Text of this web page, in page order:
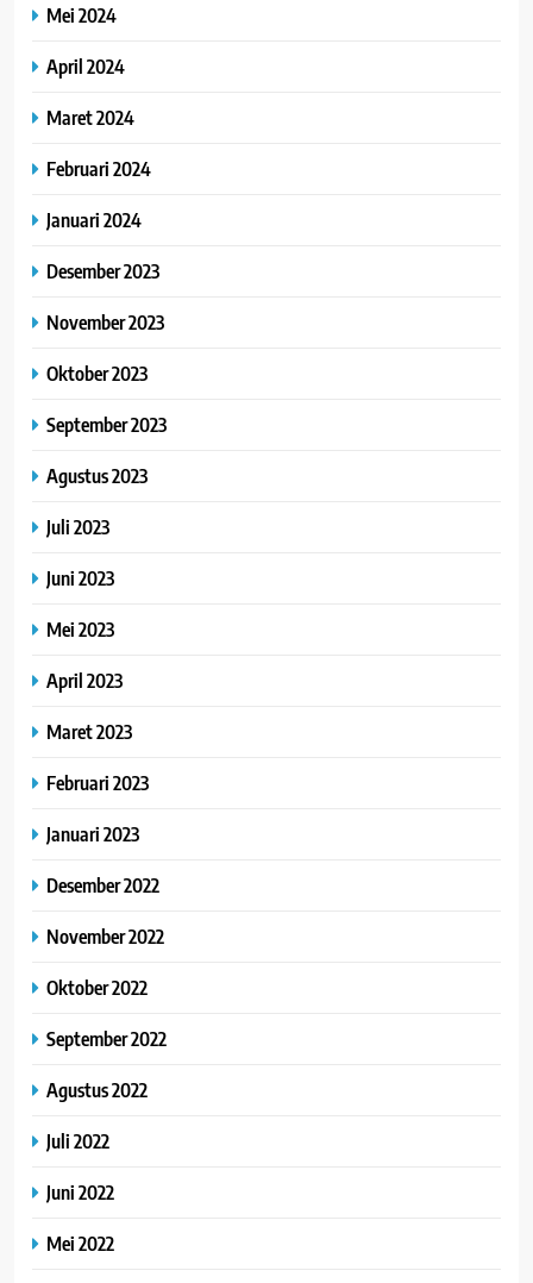
Mei 2024
April 2024
Maret 2024
Februari 2024
Januari 2024
Desember 2023
November 2023
Oktober 2023
September 2023
Agustus 2023
Juli 2023
Juni 2023
Mei 2023
April 2023
Maret 2023
Februari 2023
Januari 2023
Desember 2022
November 2022
Oktober 2022
September 2022
Agustus 2022
Juli 2022
Juni 2022
Mei 2022